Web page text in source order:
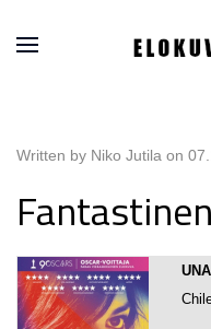
Written by Niko Jutila on